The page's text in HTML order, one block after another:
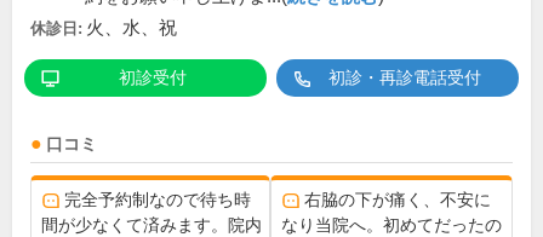
休診日: 火、水、祝
初診受付 初診・再診電話受付
口コミ
完全予約制なので待ち時
間が少なくて済みます。院内
右脇の下が痛く、不安に
なり当院へ。初めてだったの